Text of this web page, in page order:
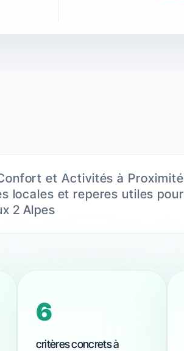
et Activités à Proximité
locales et reperes utiles pour
2 Alpes
6
critères concrets à